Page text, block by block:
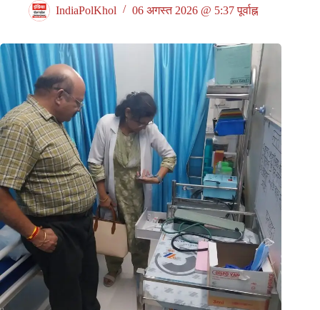
IndiaPolKhol 06 अगस्त 2026 @ 5:37 पूर्वाह्न